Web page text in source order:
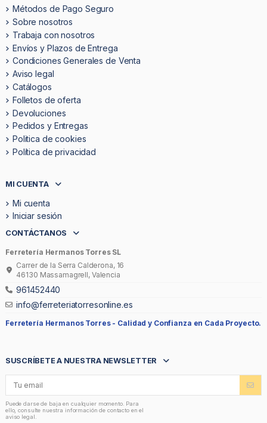
Métodos de Pago Seguro
Sobre nosotros
Trabaja con nosotros
Envíos y Plazos de Entrega
Condiciones Generales de Venta
Aviso legal
Catálogos
Folletos de oferta
Devoluciones
Pedidos y Entregas
Politica de cookies
Política de privacidad
MI CUENTA
Mi cuenta
Iniciar sesión
CONTÁCTANOS
Ferretería Hermanos Torres SL
Carrer de la Serra Calderona, 16
46130 Massamagrell, Valencia
961452440
info@ferreteriatorresonline.es
Ferretería Hermanos Torres - Calidad y Confianza en Cada Proyecto.
SUSCRÍBETE A NUESTRA NEWSLETTER
Puede darse de baja en cualquier momento. Para
ello, consulte nuestra información de contacto en el
aviso legal.